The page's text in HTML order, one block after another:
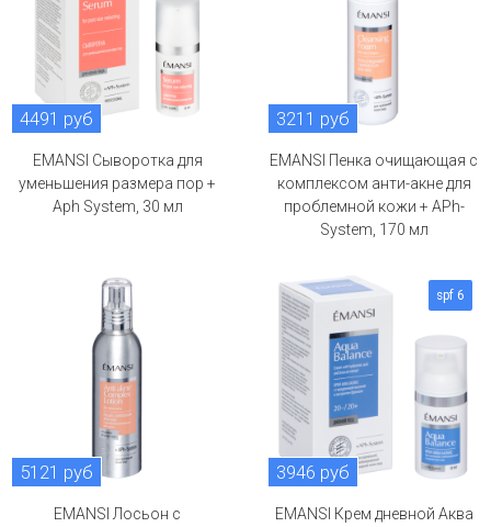
4491 руб
EMANSI Сыворотка для
уменьшения размера пор +
Aph System, 30 мл
3211 руб
EMANSI Пенка очищающая с
комплексом анти-акне для
проблемной кожи + APh-
System, 170 мл
5121 руб
EMANSI Лосьон с
spf 6
3946 руб
EMANSI Крем дневной Аква